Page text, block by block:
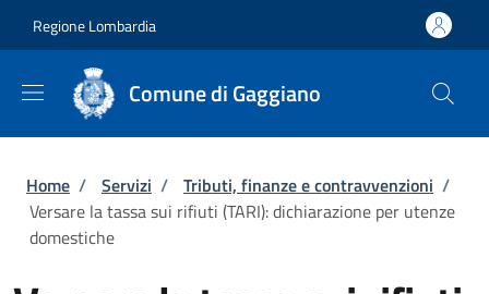
Regione Lombardia
Comune di Gaggiano
Briciole di pane
Home / Servizi / Tributi, finanze e contravvenzioni /
Versare la tassa sui rifiuti (TARI): dichiarazione per utenze
domestiche